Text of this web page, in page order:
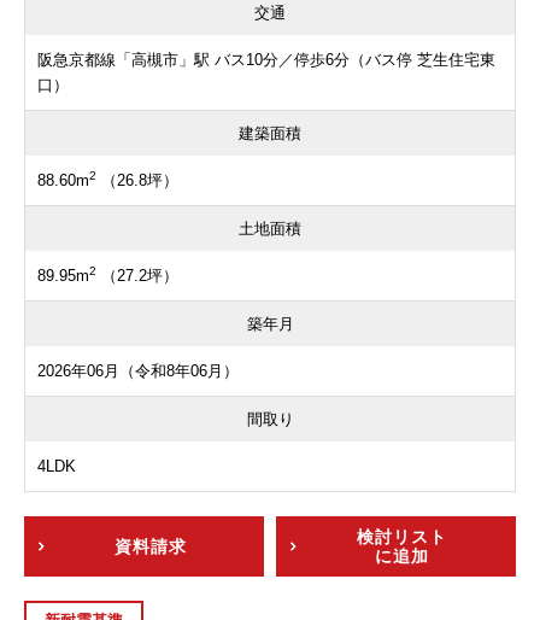
交通
阪急京都線「高槻市」駅 バス10分／停歩6分（バス停 芝生住宅東
口）
建築面積
88.60m2 （26.8坪）
土地面積
89.95m2 （27.2坪）
築年月
2026年06月（令和8年06月）
間取り
4LDK
資料請求
検討リスト
に追加